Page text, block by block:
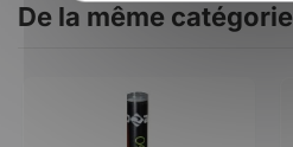
De la même catégorie